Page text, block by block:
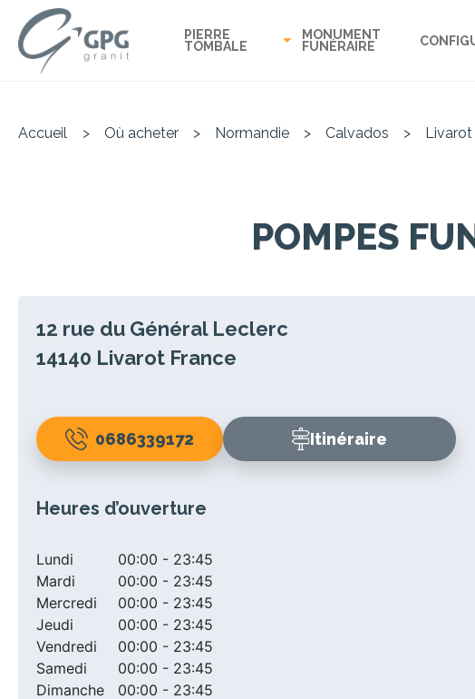
PIERRE
TOMBALE
MONUMENT
FUNÉRAIRE
Accueil > Où acheter > Normandie > Calvados > Livarot
POMPES
12 rue du Général Leclerc
14140 Livarot France
0686339172 Itinéraire
Heures d’ouverture
Lundi
00:00 - 23:45
Mardi
00:00 - 23:45
Mercredi
00:00 - 23:45
Jeudi
00:00 - 23:45
Vendredi
00:00 - 23:45
Samedi
00:00 - 23:45
Dimanche
00:00 - 23:45